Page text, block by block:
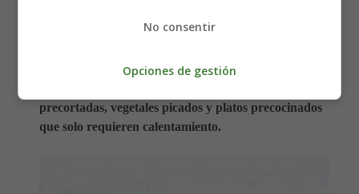
para su consumo casi inmediato. Estos alimentos están
preparación de tus comidas diarias. Ejemplos populares
precortadas, vegetales picados y platos precocinados
que solo requieren calentamiento.
No consentir
Opciones de gestión